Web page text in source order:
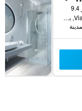
Via Dell'Indipendenza, 8, بولونيا, مقاطعة بولونيا, إيطاليا